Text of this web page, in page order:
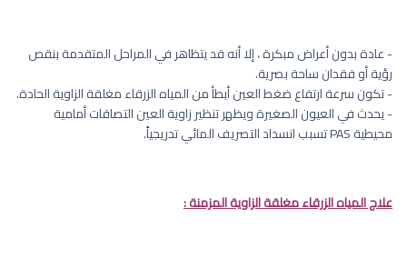
- عادة بدون أعراض مبكرة ، إلا أنه قد يتظاهر في المراحل المتقدمة بنقص
رؤية أو فقدان ساحة بصرية.
- تكون سرعة ارتفاع ضغط العين أبطأ من المياه الزرقاء مغلقة الزاوية الحادة.
- يحدث في العيون الصغيرة ويظهر تنظير زاوية العين التصاقات أمامية
محيطية PAS تسبب انسداد التصريف المائي تدريجياً.
علاج المياه الزرقاء مغلقة الزاوية المزمنة :